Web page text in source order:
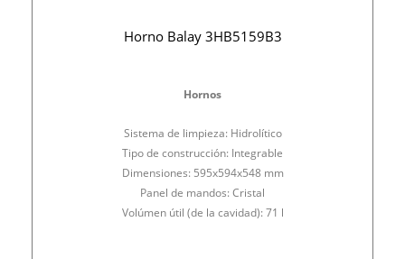
Horno Balay 3HB5159B3
Hornos
Sistema de limpieza: Hidrolítico
Tipo de construcción: Integrable
Dimensiones: 595x594x548 mm
Panel de mandos: Cristal
Volúmen útil (de la cavidad): 71 l